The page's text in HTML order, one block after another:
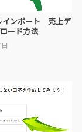
インポート 売上デ
ード方法